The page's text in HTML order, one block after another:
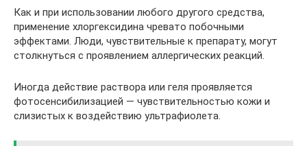
Как и при использовании любого другого средства,
применение хлоргексидина чревато побочными
эффектами. Люди, чувствительные к препарату, могут
столкнуться с проявлением аллергических реакций.
Иногда действие раствора или геля проявляется
фотосенсибилизацией — чувствительностью кожи и
слизистых к воздействию ультрафиолета.